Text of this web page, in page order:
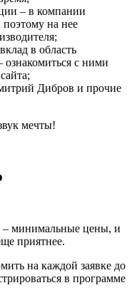
– в компании
поэтому на нее
в область
с ними
Дибров и прочие
мечты!
– минимальные цены, и
приятнее.
на каждой заявке до
в программе